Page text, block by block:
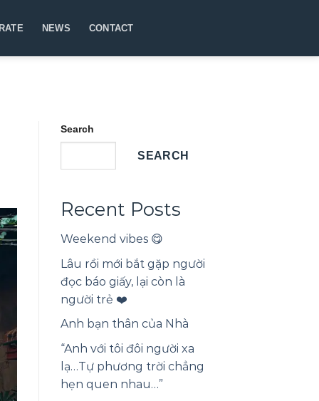
NEWS CONTACT
Search
SEARCH
Recent Posts
Weekend vibes 😋
Lâu rồi mới bắt gặp người
đọc báo giấy, lại còn là
người trẻ ❤️
Anh bạn thân của Nhà
“Anh với tôi đôi người xa
lạ…Tự phương trời chẳng
hẹn quen nhau…”